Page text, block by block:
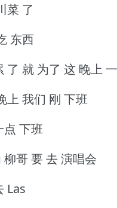
菜 了
东西
了 就 为了 这 晚上
上 我们 刚 下班
点 下班
哥 要 去 演唱会
Las